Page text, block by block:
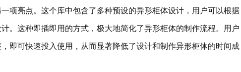
亮点。这个库中包含了多种预设的异形柜体设计，用户可以根据
。这种即插即用的方式，极大地简化了异形柜体的制作流程。用户
即可快速投入使用，从而显著降低了设计和制作异形柜体的时间成